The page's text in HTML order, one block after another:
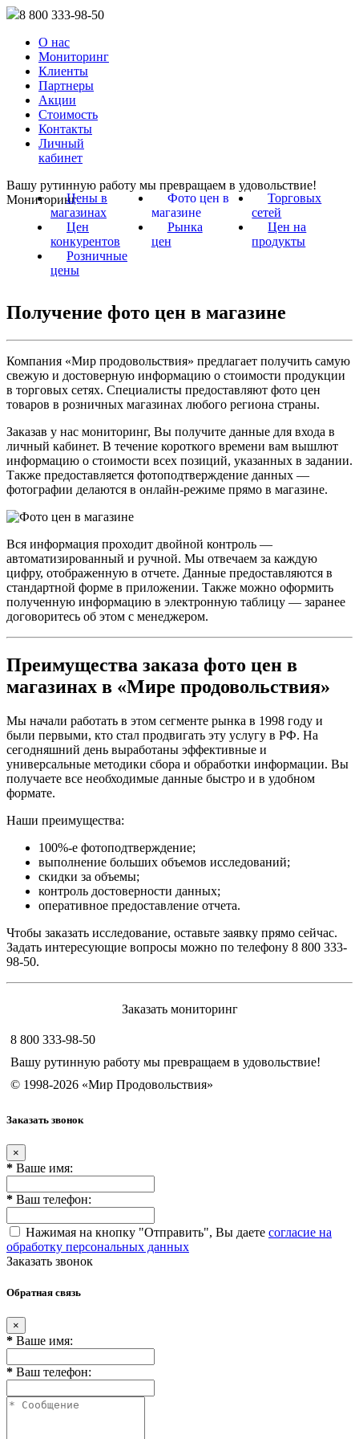
8 800 333-98-50
О нас
Мониторинг
Клиенты
Партнеры
Акции
Стоимость
Контакты
Личный
кабинет
Вашу рутинную работу мы превращаем в удовольствие!
МониторингЦены в
магазинах
Фото цен в
магазине
Торговых
сетей
Цен
конкурентов
Рынка
цен
Цен на
продукты
Розничные
цены
Получение фото цен в магазине
Компания «Мир продовольствия» предлагает получить самую
свежую и достоверную информацию о стоимости продукции
в торговых сетях. Специалисты предоставляют фото цен
товаров в розничных магазинах любого региона страны.
Заказав у нас мониторинг, Вы получите данные для входа в
личный кабинет. В течение короткого времени вам вышлют
информацию о стоимости всех позиций, указанных в задании.
Также предоставляется фотоподтверждение данных —
фотографии делаются в онлайн-режиме прямо в магазине.
Вся информация проходит двойной контроль —
автоматизированный и ручной. Мы отвечаем за каждую
цифру, отображенную в отчете. Данные предоставляются в
стандартной форме в приложении. Также можно оформить
полученную информацию в электронную таблицу — заранее
договоритесь об этом с менеджером.
Преимущества заказа фото цен в
магазинах в «Мире продовольствия»
Мы начали работать в этом сегменте рынка в 1998 году и
были первыми, кто стал продвигать эту услугу в РФ. На
сегодняшний день выработаны эффективные и
универсальные методики сбора и обработки информации. Вы
получаете все необходимые данные быстро и в удобном
формате.
Наши преимущества:
100%-е фотоподтверждение;
выполнение больших объемов исследований;
скидки за объемы;
контроль достоверности данных;
оперативное предоставление отчета.
Чтобы заказать исследование, оставьте заявку прямо сейчас.
Задать интересующие вопросы можно по телефону 8 800 333-
98-50.
Заказать мониторинг
8 800 333-98-50
Вашу рутинную работу мы превращаем в удовольствие!
© 1998-2026 «Мир Продовольствия»
Заказать звонок
×
* Ваше имя:
* Ваш телефон:
Нажимая на кнопку "Отправить", Вы даете согласие на
обработку персональных данных
Заказать звонок
Обратная связь
×
* Ваше имя:
* Ваш телефон: